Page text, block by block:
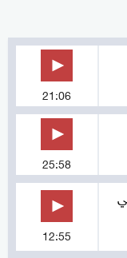
21:06
25:58
12:55